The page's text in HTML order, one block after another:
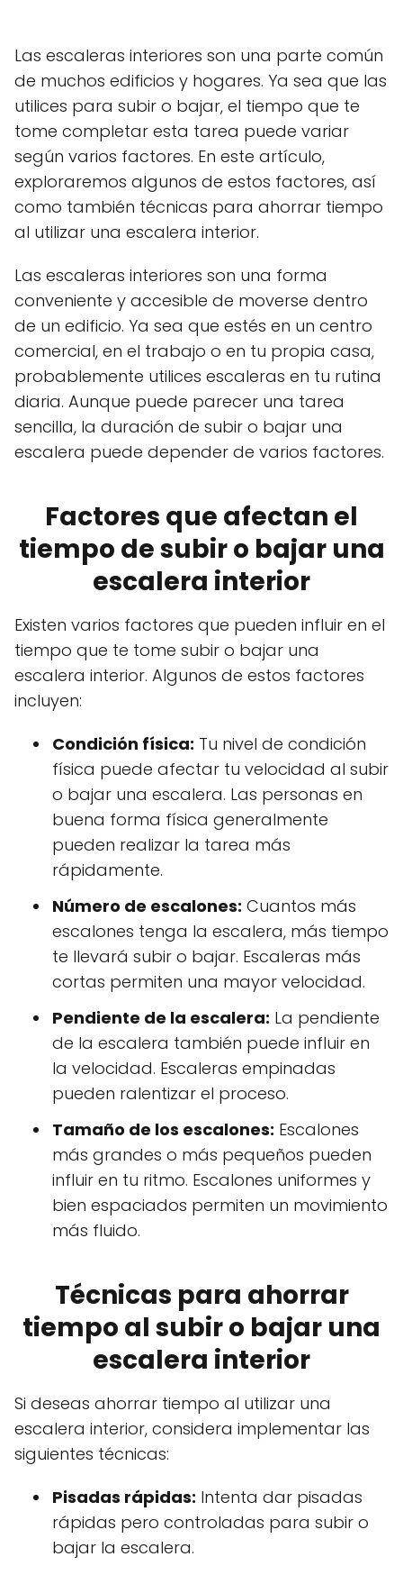
Las escaleras interiores son una parte común
de muchos edificios y hogares. Ya sea que las
utilices para subir o bajar, el tiempo que te
tome completar esta tarea puede variar
según varios factores. En este artículo,
exploraremos algunos de estos factores, así
como también técnicas para ahorrar tiempo
al utilizar una escalera interior.
Las escaleras interiores son una forma
conveniente y accesible de moverse dentro
de un edificio. Ya sea que estés en un centro
comercial, en el trabajo o en tu propia casa,
probablemente utilices escaleras en tu rutina
diaria. Aunque puede parecer una tarea
sencilla, la duración de subir o bajar una
escalera puede depender de varios factores.
Factores que afectan el
tiempo de subir o bajar una
escalera interior
Existen varios factores que pueden influir en el
tiempo que te tome subir o bajar una
escalera interior. Algunos de estos factores
incluyen:
Condición física: Tu nivel de condición
física puede afectar tu velocidad al subir
o bajar una escalera. Las personas en
buena forma física generalmente
pueden realizar la tarea más
rápidamente.
Número de escalones: Cuantos más
escalones tenga la escalera, más tiempo
te llevará subir o bajar. Escaleras más
cortas permiten una mayor velocidad.
Pendiente de la escalera: La pendiente
de la escalera también puede influir en
la velocidad. Escaleras empinadas
pueden ralentizar el proceso.
Tamaño de los escalones: Escalones
más grandes o más pequeños pueden
influir en tu ritmo. Escalones uniformes y
bien espaciados permiten un movimiento
más fluido.
Técnicas para ahorrar
tiempo al subir o bajar una
escalera interior
Si deseas ahorrar tiempo al utilizar una
escalera interior, considera implementar las
siguientes técnicas:
Pisadas rápidas: Intenta dar pisadas
rápidas pero controladas para subir o
bajar la escalera.